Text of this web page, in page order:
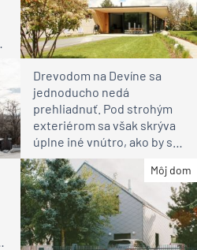
Drevodom na Devíne sa
jednoducho nedá
prehliadnuť. Pod strohým
exteriérom sa však skrýva
úplne iné vnútro, ako by ste
čakali
Môj dom